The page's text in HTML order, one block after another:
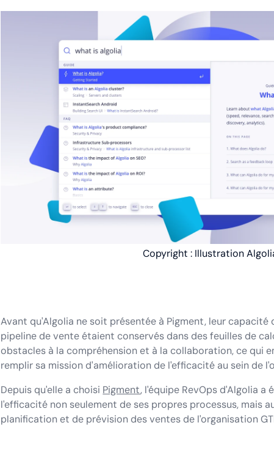
Copyright : Illustration
Avant qu'Algolia ne soit présentée à Pigment, leur capacité
pipeline de vente étaient conservés dans des feuilles de
obstacles à la compréhension et à la collaboration, ce qui
remplir sa mission d'amélioration de l'efficacité au sein de
Depuis qu'elle a choisi Pigment, l'équipe RevOps d'Algolia a
l'efficacité non seulement de ses propres processus, mais
planification et de prévision des ventes de l'organisation